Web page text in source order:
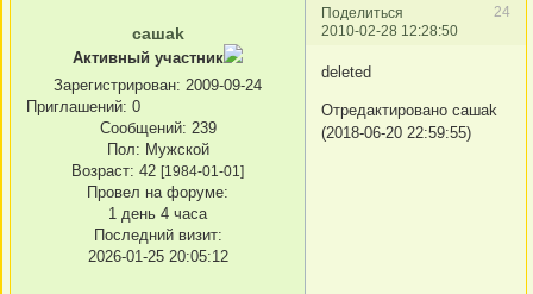
Поделиться
24
2010-02-28 12:28:50
сашаk
Активный участник
Зарегистрирован: 2009-09-24
Приглашений: 0
Сообщений: 239
Пол: Мужской
Возраст: 42 [1984-01-01]
Провел на форуме:
1 день 4 часа
Последний визит:
2026-01-25 20:05:12
deleted
Отредактировано сашаk
(2018-06-20 22:59:55)